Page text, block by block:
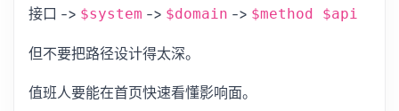
接口 -> $system -> $domain -> $method $api
但不要把路径设计得太深。
值班人要能在首页快速看懂影响面。